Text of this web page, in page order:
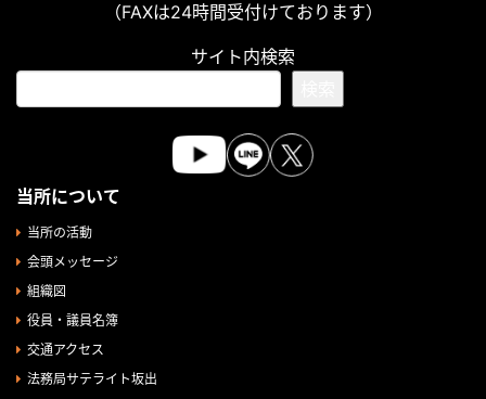
（FAXは24時間受付けております）
サイト内検索
当所について
当所の活動
会頭メッセージ
組織図
役員・議員名簿
交通アクセス
法務局サテライト坂出